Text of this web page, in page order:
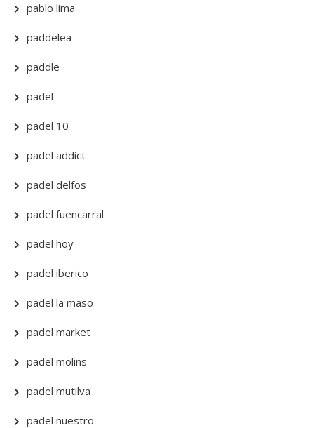
pablo lima
paddelea
paddle
padel
padel 10
padel addict
padel delfos
padel fuencarral
padel hoy
padel iberico
padel la maso
padel market
padel molins
padel mutilva
padel nuestro